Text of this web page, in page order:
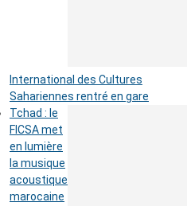
International des Cultures
Sahariennes rentré en gare
Tchad : le
FICSA met
en lumière
la musique
acoustique
marocaine